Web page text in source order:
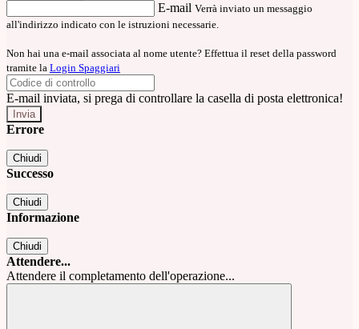
E-mail Verrà inviato un messaggio
all'indirizzo indicato con le istruzioni necessarie.
Non hai una e-mail associata al nome utente? Effettua il reset della password
tramite la Login Spaggiari
E-mail inviata, si prega di controllare la casella di posta elettronica!
Errore
Chiudi
Successo
Chiudi
Informazione
Chiudi
Attendere...
Attendere il completamento dell'operazione...